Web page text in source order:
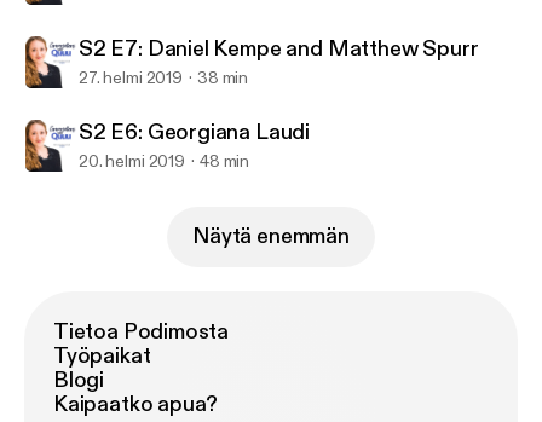
S2 E7: Daniel Kempe and Matthew Spurr
27. helmi 2019 38 min
S2 E6: Georgiana Laudi
20. helmi 2019 48 min
Näytä enemmän
Tietoa Podimosta
Työpaikat
Blogi
Kaipaatko apua?